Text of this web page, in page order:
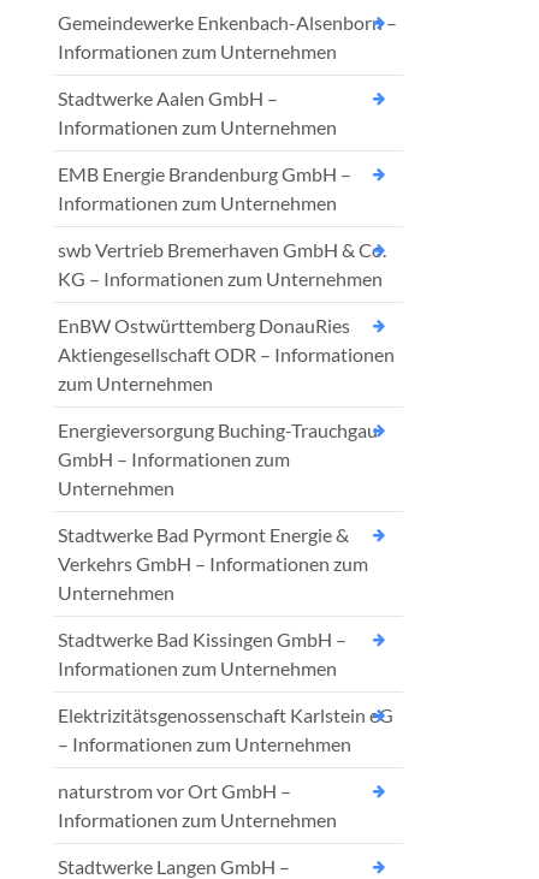
Gemeindewerke Enkenbach-Alsenborn –
Informationen zum Unternehmen
Stadtwerke Aalen GmbH –
Informationen zum Unternehmen
EMB Energie Brandenburg GmbH –
Informationen zum Unternehmen
swb Vertrieb Bremerhaven GmbH & Co.
KG – Informationen zum Unternehmen
EnBW Ostwürttemberg DonauRies
Aktiengesellschaft ODR – Informationen
zum Unternehmen
Energieversorgung Buching-Trauchgau
GmbH – Informationen zum
Unternehmen
Stadtwerke Bad Pyrmont Energie &
Verkehrs GmbH – Informationen zum
Unternehmen
Stadtwerke Bad Kissingen GmbH –
Informationen zum Unternehmen
Elektrizitätsgenossenschaft Karlstein eG
– Informationen zum Unternehmen
naturstrom vor Ort GmbH –
Informationen zum Unternehmen
Stadtwerke Langen GmbH –